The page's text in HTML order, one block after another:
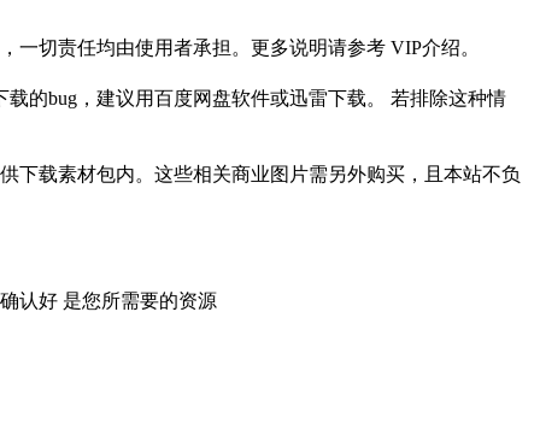
切责任均由使用者承担。更多说明请参考 VIP介绍。
的bug，建议用百度网盘软件或迅雷下载。 若排除这种情
下载素材包内。这些相关商业图片需另外购买，且本站不负
认好 是您所需要的资源